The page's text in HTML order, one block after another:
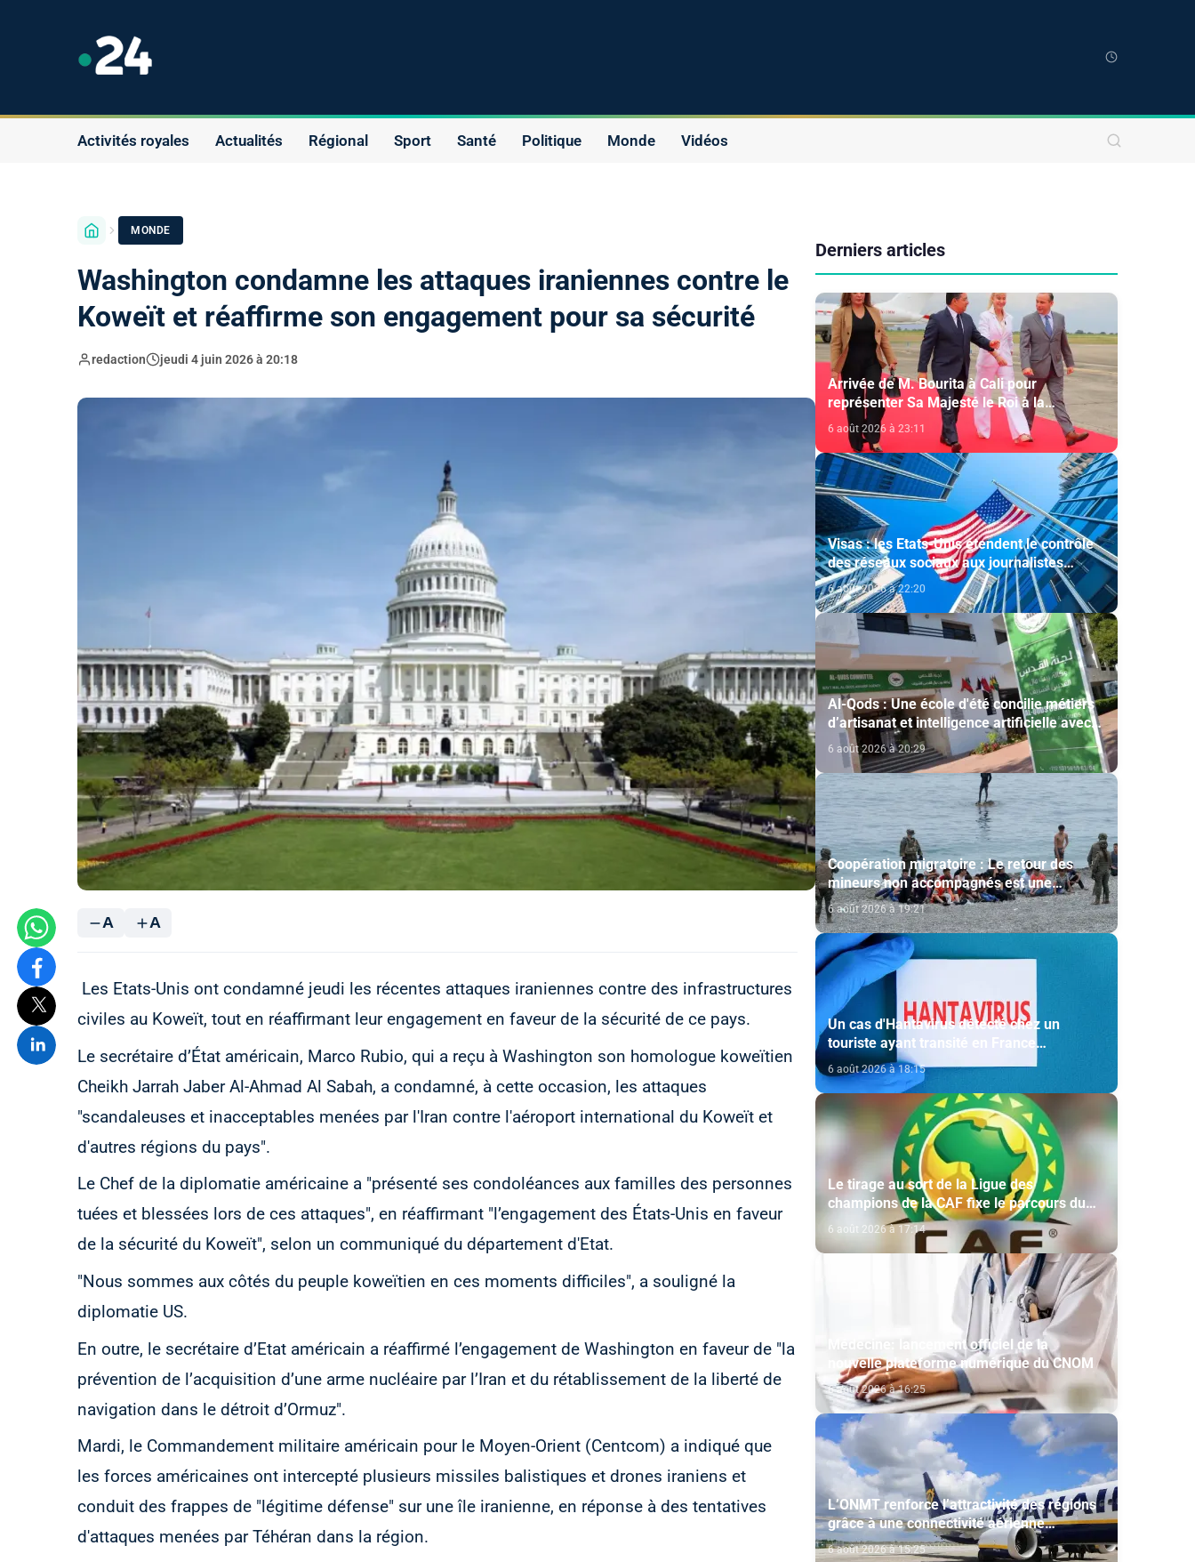
Activités royales Actualités Régional Sport Santé Politique Monde Vidéos
MONDE
Washington condamne les attaques iraniennes contre le
Koweït et réaffirme son engagement pour sa sécurité
redaction jeudi 4 juin 2026 à 20:18
A A
Les Etats-Unis ont condamné jeudi les récentes attaques iraniennes contre des infrastructures
civiles au Koweït, tout en réaffirmant leur engagement en faveur de la sécurité de ce pays.
Le secrétaire d’État américain, Marco Rubio, qui a reçu à Washington son homologue koweïtien
Cheikh Jarrah Jaber Al-Ahmad Al Sabah, a condamné, à cette occasion, les attaques
"scandaleuses et inacceptables menées par l'Iran contre l'aéroport international du Koweït et
d'autres régions du pays".
Le Chef de la diplomatie américaine a "présenté ses condoléances aux familles des personnes
tuées et blessées lors de ces attaques", en réaffirmant "l’engagement des États-Unis en faveur
de la sécurité du Koweït", selon un communiqué du département d'Etat.
"Nous sommes aux côtés du peuple koweïtien en ces moments difficiles", a souligné la
diplomatie US.
En outre, le secrétaire d’Etat américain a réaffirmé l’engagement de Washington en faveur de "la
prévention de l’acquisition d’une arme nucléaire par l’Iran et du rétablissement de la liberté de
navigation dans le détroit d’Ormuz".
Mardi, le Commandement militaire américain pour le Moyen-Orient (Centcom) a indiqué que
les forces américaines ont intercepté plusieurs missiles balistiques et drones iraniens et
conduit des frappes de "légitime défense" sur une île iranienne, en réponse à des tentatives
d'attaques menées par Téhéran dans la région.
Derniers articles
Arrivée de M. Bourita à Cali pour
représenter Sa Majesté le Roi à la
cérémonie d'investiture du nouveau
président colombien
6 août 2026 à 23:11
Visas : les Etats-Unis étendent le contrôle
des réseaux sociaux aux journalistes
étrangers
6 août 2026 à 22:20
Al-Qods : Une école d'été concilie métiers
d’artisanat et intelligence artificielle avec
le soutien de l'Agence Bayt Mal Al-Qods
Acharif
6 août 2026 à 20:29
Coopération migratoire : Le retour des
mineurs non accompagnés est une
question de principe basée sur les Hautes
Instructions Royales (source diplomatique)
6 août 2026 à 19:21
Un cas d'Hantavirus détecté chez un
touriste ayant transité en France
(ministère)
6 août 2026 à 18:15
Le tirage au sort de la Ligue des
champions de la CAF fixe le parcours du
Maghreb de Fès et de la RS Berkane
6 août 2026 à 17:14
Médecine: lancement officiel de la
nouvelle plateforme numérique du CNOM
6 août 2026 à 16:25
L’ONMT renforce l’attractivité des régions
grâce à une connectivité aérienne
historique de Ryanair
6 août 2026 à 15:25